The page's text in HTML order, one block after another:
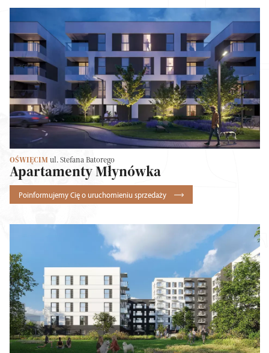
Apartamenty Młynówka
OŚWIĘCIMul. Stefana Batorego
Poinformujemy Cię o uruchomieniu sprzedaży